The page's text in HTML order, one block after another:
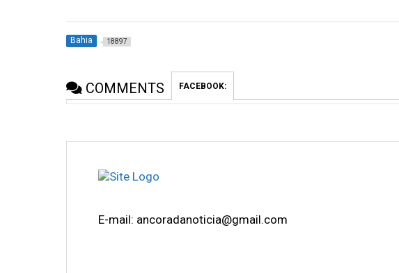
Bahia 18897
COMMENTS FACEBOOK:
E-mail: ancoradanoticia@gmail.com